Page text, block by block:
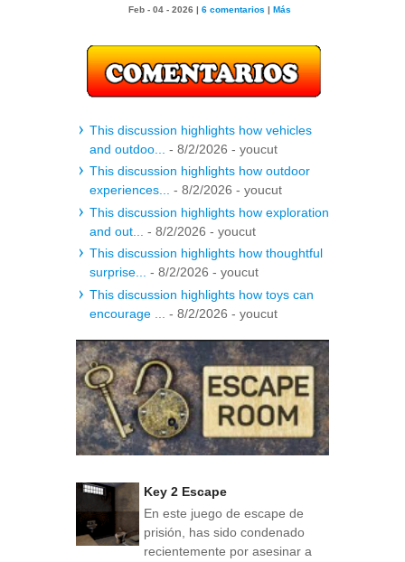
Feb - 04 - 2026 | 6 comentarios | Más
This discussion highlights how vehicles
and outdoo...
- 8/2/2026 - youcut
This discussion highlights how outdoor
experiences... - 8/2/2026 - youcut
This discussion highlights how exploration
and out...
- 8/2/2026 - youcut
This discussion highlights how thoughtful
surprise... - 8/2/2026 - youcut
This discussion highlights how toys can
encourage ...
- 8/2/2026 - youcut
Key 2 Escape
En este juego de escape de
prisión, has sido condenado
recientemente por asesinar a